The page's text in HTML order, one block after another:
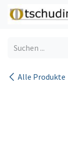
Zum Inhalt springen
Alle Produkte